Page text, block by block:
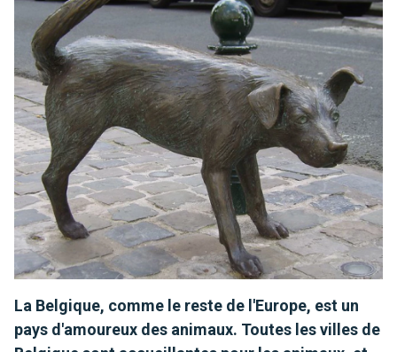
La Belgique, comme le reste de l'Europe, est un
pays d'amoureux des animaux. Toutes les villes de